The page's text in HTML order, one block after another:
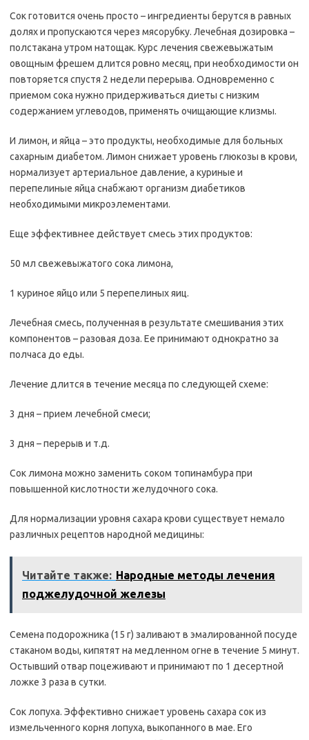
Сок готовится очень просто – ингредиенты берутся в равных
долях и пропускаются через мясорубку. Лечебная дозировка –
полстакана утром натощак. Курс лечения свежевыжатым
овощным фрешем длится ровно месяц, при необходимости он
повторяется спустя 2 недели перерыва. Одновременно с
приемом сока нужно придерживаться диеты с низким
содержанием углеводов, применять очищающие клизмы.
И лимон, и яйца – это продукты, необходимые для больных
сахарным диабетом. Лимон снижает уровень глюкозы в крови,
нормализует артериальное давление, а куриные и
перепелиные яйца снабжают организм диабетиков
необходимыми микроэлементами.
Еще эффективнее действует смесь этих продуктов:
50 мл свежевыжатого сока лимона,
1 куриное яйцо или 5 перепелиных яиц.
Лечебная смесь, полученная в результате смешивания этих
компонентов – разовая доза. Ее принимают однократно за
полчаса до еды.
Лечение длится в течение месяца по следующей схеме:
3 дня – прием лечебной смеси;
3 дня – перерыв и т.д.
Сок лимона можно заменить соком топинамбура при
повышенной кислотности желудочного сока.
Для нормализации уровня сахара крови существует немало
различных рецептов народной медицины:
Читайте также: Народные методы лечения
поджелудочной железы
Семена подорожника (15 г) заливают в эмалированной посуде
стаканом воды, кипятят на медленном огне в течение 5 минут.
Остывший отвар поцеживают и принимают по 1 десертной
ложке 3 раза в сутки.
Сок лопуха. Эффективно снижает уровень сахара сок из
измельченного корня лопуха, выкопанного в мае. Его